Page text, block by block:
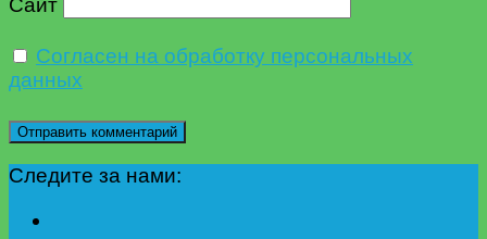
Сайт
Согласен на обработку персональных
данных
Следите за нами: